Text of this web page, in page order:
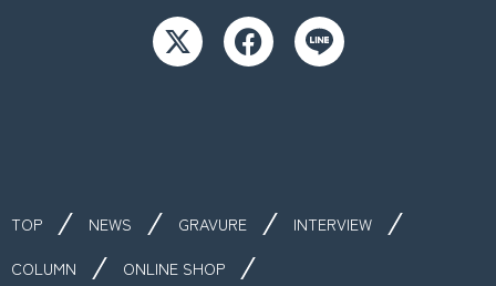
TOP NEWS GRAVURE
INTERVIEW
COLUMN
ONLINE SHOP